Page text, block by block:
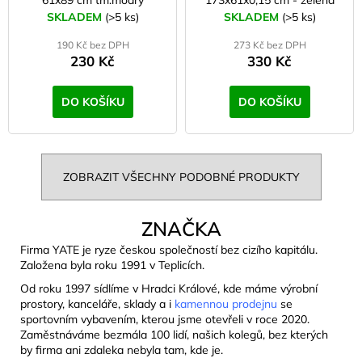
SKLADEM (>5 ks)
190 Kč bez DPH
230 Kč
DO KOŠÍKU
SKLADEM (>5 ks)
273 Kč bez DPH
330 Kč
DO KOŠÍKU
ZOBRAZIT VŠECHNY PODOBNÉ PRODUKTY
ZNAČKA
Firma YATE je ryze českou společností bez cizího kapitálu.
Založena byla roku 1991 v Teplicích.
Od roku 1997 sídlíme v Hradci Králové, kde máme výrobní
prostory, kanceláře, sklady a i kamennou prodejnu se
sportovním vybavením, kterou jsme otevřeli v roce 2020.
Zaměstnáváme bezmála 100 lidí, našich kolegů, bez kterých
by firma ani zdaleka nebyla tam, kde je.